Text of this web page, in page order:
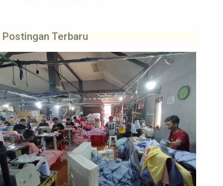
Postingan Terbaru